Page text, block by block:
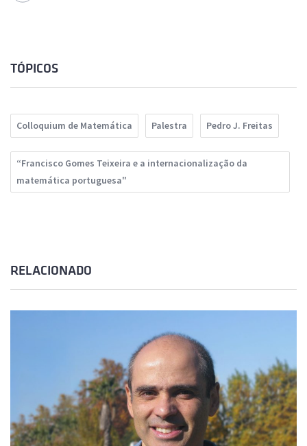
TÓPICOS
Colloquium de Matemática Palestra Pedro J. Freitas
“Francisco Gomes Teixeira e a internacionalização da
matemática portuguesa"
RELACIONADO